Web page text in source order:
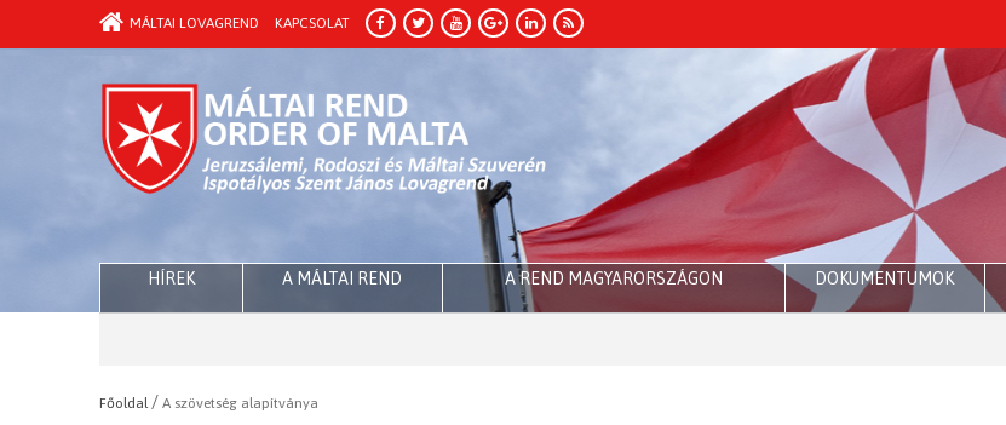
MÁLTAI LOVAGREND KAPCSOLAT
HÍREK A MÁLTAI REND A REND MAGYARORSZÁGON DOKUMENTUMOK
Főoldal / A szövetség alapítványa